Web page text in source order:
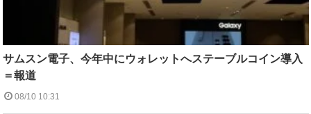
サムスン電子、今年中にウォレットへステーブルコイン導入
＝報道
08/10 10:31